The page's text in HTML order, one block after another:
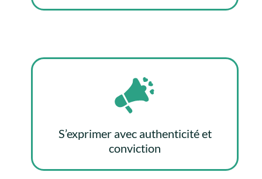
S’exprimer avec authenticité et
conviction